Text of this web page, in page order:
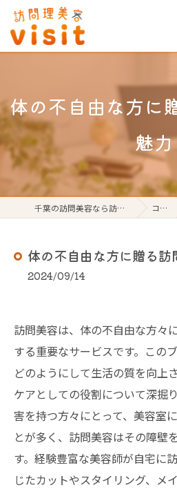
体の不自由な方に
魅力
千葉の訪問美容なら訪問理美容visit コラム
体の不自由な方に贈る訪
2024/09/14
訪問美容は、体の不自由な方々
する重要なサービスです。この
どのようにして生活の質を向上
ケアとしての役割について深掘
害を持つ方々にとって、美容室
とが多く、訪問美容はその障壁
す。経験豊富な美容師が自宅に
じたカットやスタイリング、メ